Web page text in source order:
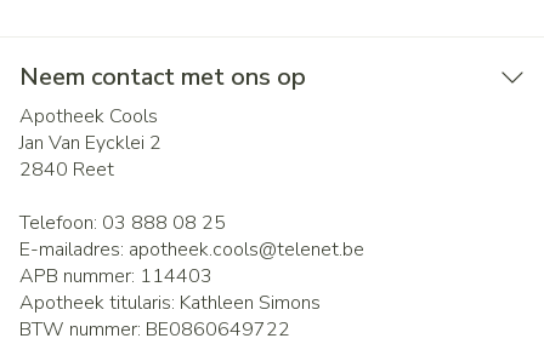
Neem contact met ons op
Apotheek Cools
Jan Van Eycklei 2
2840 Reet
Telefoon: 03 888 08 25
E-mailadres: apotheek.cools@telenet.be
APB nummer: 114403
Apotheek titularis: Kathleen Simons
BTW nummer: BE0860649722